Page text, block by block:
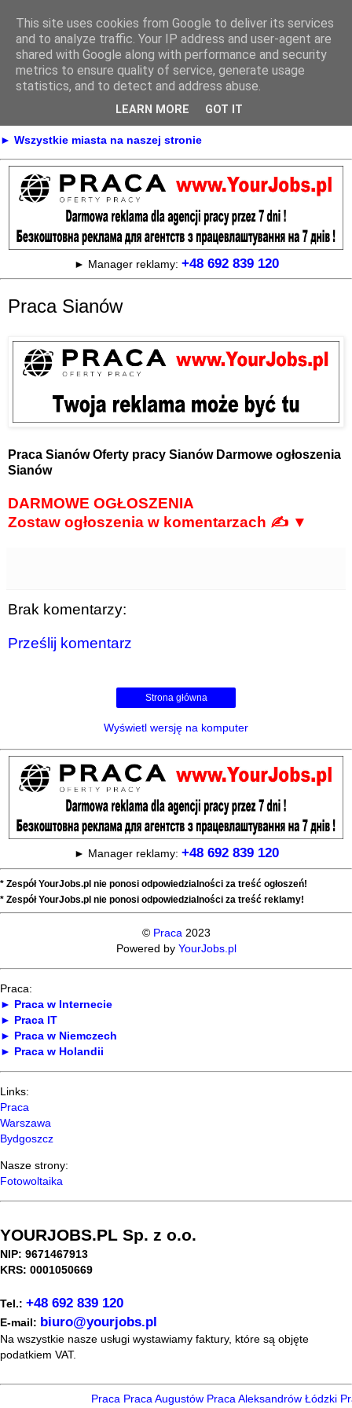
Praca
► KONTAKT ► REKLAMA
► Praca Oferty pracy na terenie całej Polski
► Wszystkie miasta na naszej stronie
► Manager reklamy: +48 692 839 120
Praca Sianów
Praca Sianów Oferty pracy Sianów Darmowe ogłoszenia
Sianów
DARMOWE OGŁOSZENIA
Zostaw ogłoszenia w komentarzach ✍ ▼
Brak komentarzy:
Prześlij komentarz
Strona główna
Wyświetl wersję na komputer
► Manager reklamy: +48 692 839 120
* Zespół YourJobs.pl nie ponosi odpowiedzialności za treść ogłoszeń!
* Zespół YourJobs.pl nie ponosi odpowiedzialności za treść reklamy!
© Praca2023
Powered by YourJobs.pl
Praca:
► Praca w Internecie
► Praca IT
► Praca w Niemczech
► Praca w Holandii
Links:
Praca
Warszawa
Bydgoszcz
Nasze strony:
Fotowoltaika
YOURJOBS.PL Sp. z o.o.
NIP: 9671467913
KRS: 0001050669
Tel.: +48 692 839 120
E-mail: biuro@yourjobs.pl
Na wszystkie nasze usługi wystawiamy faktury, które są objęte
podatkiem VAT.
Praca Praca Augustów Praca Aleksandrów Łódzki
This site uses cookies from Google to deliver its services
and to analyze traffic. Your IP address and user-agent are
shared with Google along with performance and security
metrics to ensure quality of service, generate usage
statistics, and to detect and address abuse.
LEARN MORE GOT IT